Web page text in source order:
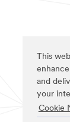
This
and
your
Cookie